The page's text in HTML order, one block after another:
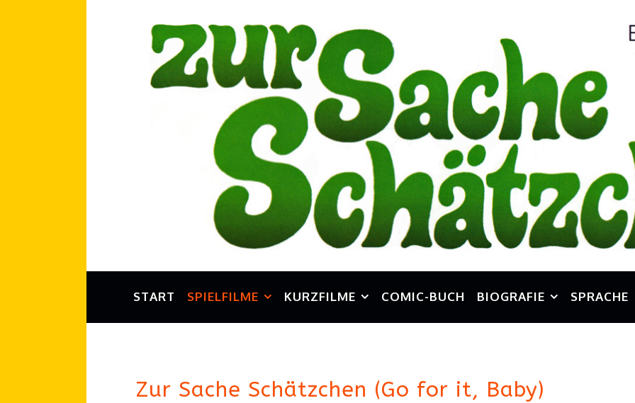
START SPIELFILME KURZFILME COMIC-BUCH BIOGRAFIE SPRACHE
Zur Sache Schätzchen (Go for it, Baby)